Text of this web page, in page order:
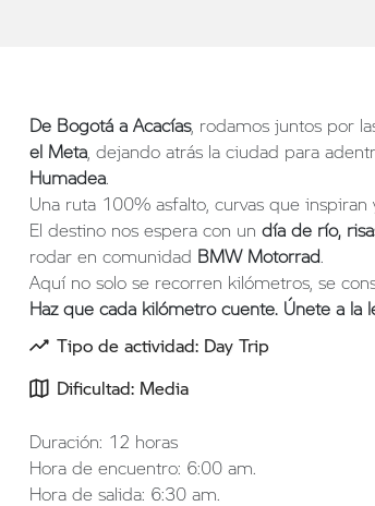
De Bogotá a Acacías, rodamos juntos por
el Meta, dejando atrás la ciudad para
Humadea.
Una ruta 100% asfalto, curvas que
El destino nos espera con un día de río,
rodar en comunidad BMW Motorrad.
Aquí no solo se recorren kilómetros, se
Haz que cada kilómetro cuente. Únete a la
Tipo de actividad: Day Trip
Dificultad: Media
Duración: 12 horas
Hora de encuentro: 6:00 am.
Hora de salida: 6:30 am.